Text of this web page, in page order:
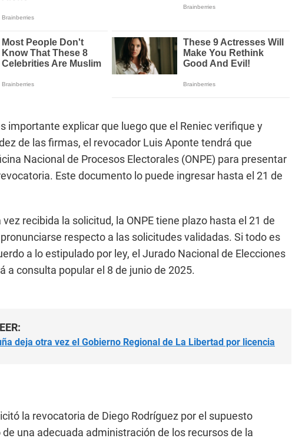
importante explicar que luego que el Reniec verifique y
de las firmas, el revocador Luis Aponte tendrá que
Nacional de Procesos Electorales (ONPE) para presentar
Este documento lo puede ingresar hasta el 21 de
recibida la solicitud, la ONPE tiene plazo hasta el 21 de
respecto a las solicitudes validadas. Si todo es
a lo estipulado por ley, el Jurado Nacional de Elecciones
a consulta popular el 8 de junio de 2025.
deja otra vez el Gobierno Regional de La Libertad por licencia
la revocatoria de Diego Rodríguez por el supuesto
una adecuada administración de los recursos de la